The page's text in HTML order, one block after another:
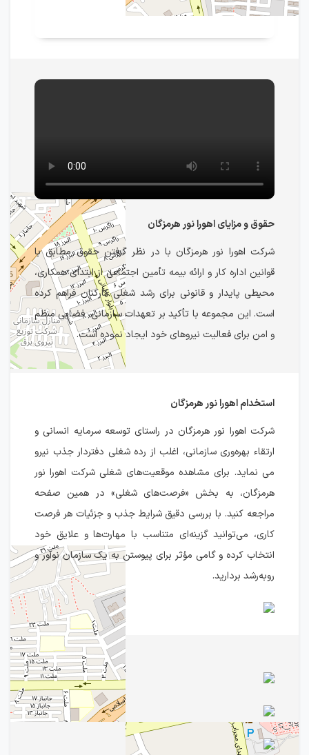
حقوق و مزایای اهورا نور هرمزگان
شرکت اهورا نور هرمزگان با در نظر گرفتن حقوق مطابق با
قوانین اداره کار و ارائه بیمه تأمین اجتماعی از ابتدای همکاری،
محیطی پایدار و قانونی برای رشد شغلی کارکنان فراهم کرده
است. این مجموعه با تأکید بر تعهدات سازمانی، فضایی منظم
و امن برای فعالیت نیروهای خود ایجاد نموده است.
استخدام اهورا نور هرمزگان
شرکت اهورا نور هرمزگان در راستای توسعه سرمایه انسانی و
ارتقاء بهره‌وری سازمانی، اغلب از رده شغلی دفتردار جذب نیرو
می نماید. برای مشاهده موقعیت‌های شغلی شرکت اهورا نور
هرمزگان، به بخش «فرصت‌های شغلی» در همین صفحه
مراجعه کنید. با بررسی دقیق شرایط جذب و جزئیات هر فرصت
کاری، می‌توانید گزینه‌ای متناسب با مهارت‌ها و علایق خود
انتخاب کرده و گامی مؤثر برای پیوستن به یک سازمان نوآور و
روبه‌رشد بردارید.